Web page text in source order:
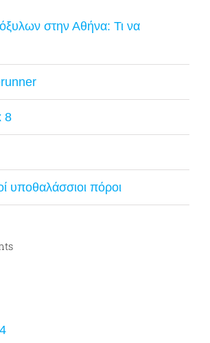
στην Αθήνα: Τι να
8
υποθαλάσσιοι πόροι